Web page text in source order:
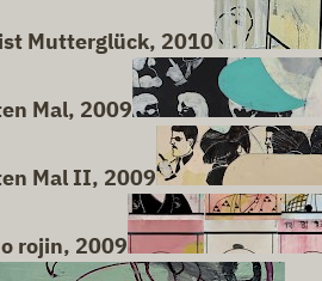
Mutterglück, 2010
Mal, 2009
Mal II, 2009
rojin, 2009